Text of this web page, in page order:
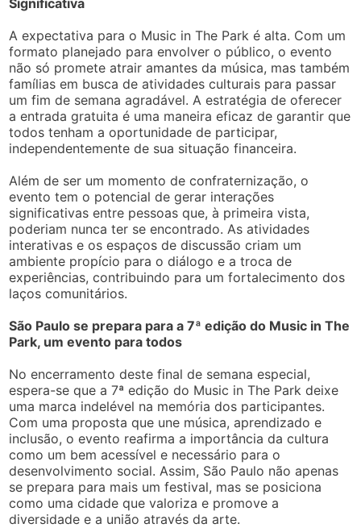
Significativa
A expectativa para o Music in The Park é alta. Com um
formato planejado para envolver o público, o evento
não só promete atrair amantes da música, mas também
famílias em busca de atividades culturais para passar
um fim de semana agradável. A estratégia de oferecer
a entrada gratuita é uma maneira eficaz de garantir que
todos tenham a oportunidade de participar,
independentemente de sua situação financeira.
Além de ser um momento de confraternização, o
evento tem o potencial de gerar interações
significativas entre pessoas que, à primeira vista,
poderiam nunca ter se encontrado. As atividades
interativas e os espaços de discussão criam um
ambiente propício para o diálogo e a troca de
experiências, contribuindo para um fortalecimento dos
laços comunitários.
São Paulo se prepara para a 7ª edição do Music in The
Park, um evento para todos
No encerramento deste final de semana especial,
espera-se que a 7ª edição do Music in The Park deixe
uma marca indelével na memória dos participantes.
Com uma proposta que une música, aprendizado e
inclusão, o evento reafirma a importância da cultura
como um bem acessível e necessário para o
desenvolvimento social. Assim, São Paulo não apenas
se prepara para mais um festival, mas se posiciona
como uma cidade que valoriza e promove a
diversidade e a união através da arte.